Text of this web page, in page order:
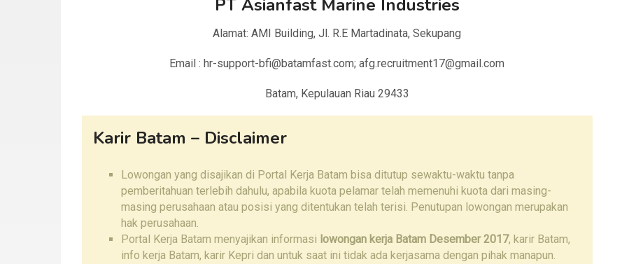
PT Asianfast Marine Industries
Alamat: AMI Building, Jl. R.E Martadinata, Sekupang
Email : hr-support-bfi@batamfast.com; afg.recruitment17@gmail.com
Batam, Kepulauan Riau 29433
Karir Batam – Disclaimer
Lowongan yang disajikan di Portal Kerja Batam bisa ditutup sewaktu-waktu tanpa
pemberitahuan terlebih dahulu, apabila kuota pelamar telah memenuhi kuota dari masing-
masing perusahaan atau posisi yang ditentukan telah terisi. Penutupan lowongan merupakan
hak perusahaan.
Portal Kerja Batam menyajikan informasi lowongan kerja Batam Desember 2017, karir Batam,
info kerja Batam, karir Kepri dan untuk saat ini tidak ada kerjasama dengan pihak manapun.